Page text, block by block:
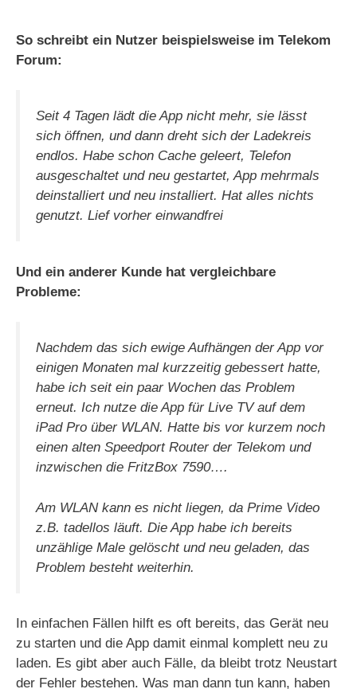
So schreibt ein Nutzer beispielsweise im Telekom
Forum:
Seit 4 Tagen lädt die App nicht mehr, sie lässt
sich öffnen, und dann dreht sich der Ladekreis
endlos. Habe schon Cache geleert, Telefon
ausgeschaltet und neu gestartet, App mehrmals
deinstalliert und neu installiert. Hat alles nichts
genutzt. Lief vorher einwandfrei
Und ein anderer Kunde hat vergleichbare
Probleme:
Nachdem das sich ewige Aufhängen der App vor
einigen Monaten mal kurzzeitig gebessert hatte,
habe ich seit ein paar Wochen das Problem
erneut. Ich nutze die App für Live TV auf dem
iPad Pro über WLAN. Hatte bis vor kurzem noch
einen alten Speedport Router der Telekom und
inzwischen die FritzBox 7590….
Am WLAN kann es nicht liegen, da Prime Video
z.B. tadellos läuft. Die App habe ich bereits
unzählige Male gelöscht und neu geladen, das
Problem besteht weiterhin.
In einfachen Fällen hilft es oft bereits, das Gerät neu
zu starten und die App damit einmal komplett neu zu
laden. Es gibt aber auch Fälle, da bleibt trotz Neustart
der Fehler bestehen. Was man dann tun kann, haben